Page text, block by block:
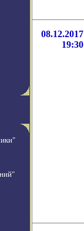
08.12.2017
19:30